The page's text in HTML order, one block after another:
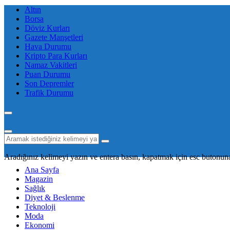
Altın
Borsa
Döviz Kurları
Gazete Manşetleri
Hava Durumu
Kripto Para Kurları
Namaz Vakitleri
Puan Durumu
Son Depremler
Trafik Durumu
Aradığınız kelimeyi yazın ve entera basın, kapatmak için esc
Ana Sayfa
Magazin
Sağlık
Diyet & Beslenme
Teknoloji
Moda
Ekonomi